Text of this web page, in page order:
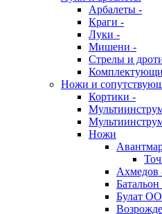
Арбалеты -
Краги -
Луки -
Мишени -
Стрелы и
Ножи и
Кортики -
Ножи
Ахмедов
Батальон
Булат